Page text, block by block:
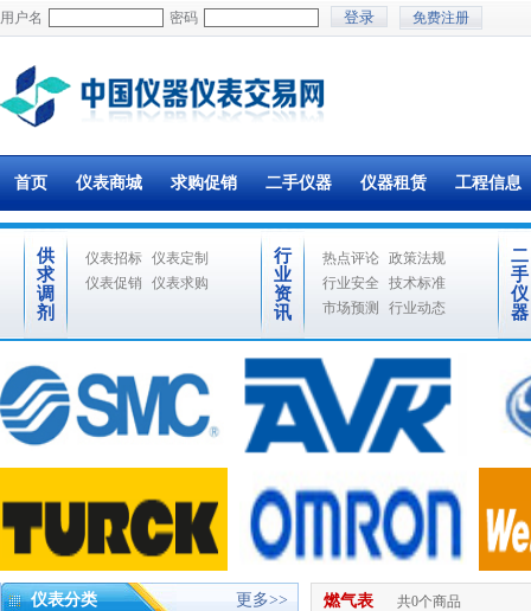
用户名 密码 免费注册
首页 仪表商城 求购促销 二手仪器 仪器租赁 工程信息
供
求
调
剂
仪表招标 仪表定制
仪表促销
仪表求购
行
业
资
讯
热点评论 政策法规
行业安全
技术标准
市场预测
行业动态
二
手
仪
器
仪表分类 更多>> 燃气表 共0个商品